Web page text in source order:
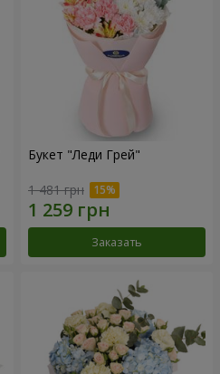
Букет "Леди Грей"
1 481 грн
Заказать